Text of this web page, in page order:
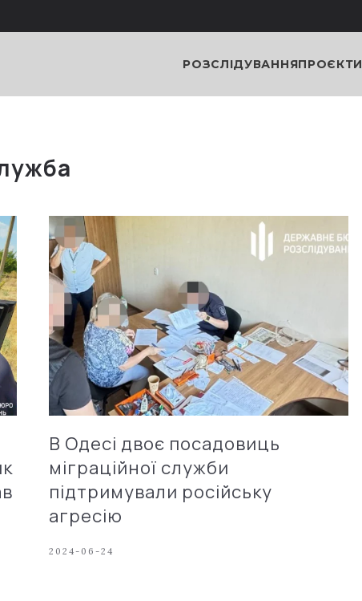
РОЗСЛІДУВАННЯПРОЄКТИ
В Одесі двоє посадовиць
міграційної служби
підтримували російську
агресію
2024-06-24